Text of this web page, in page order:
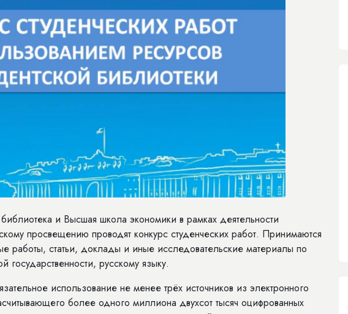
и Высшая школа экономики в рамках деятельности
просвещению проводят конкурс студенческих работ. Принимаются
работы, статьи, доклады и иные исследовательские материалы по
государственности, русскому языку.
использование не менее трёх источников из электронного
более одного миллиона двухсот тысяч оцифрованных